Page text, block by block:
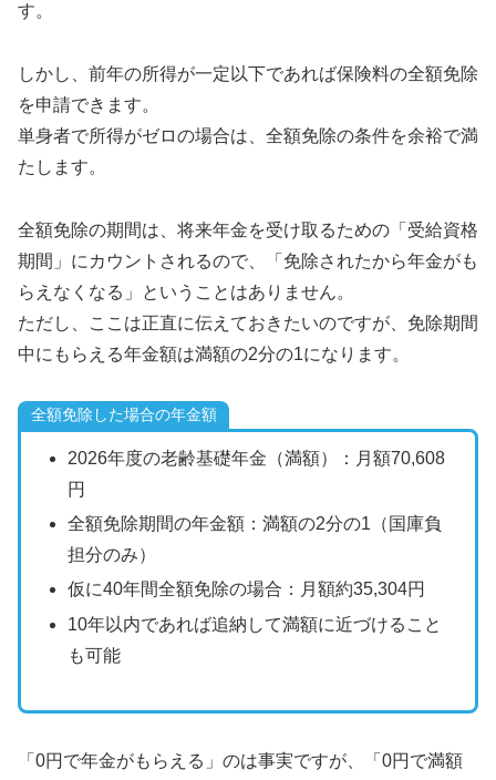
す。
しかし、前年の所得が一定以下であれば保険料の全額免除
を申請できます。
単身者で所得がゼロの場合は、全額免除の条件を余裕で満
たします。
全額免除の期間は、将来年金を受け取るための「受給資格
期間」にカウントされるので、「免除されたから年金がも
らえなくなる」ということはありません。
ただし、ここは正直に伝えておきたいのですが、免除期間
中にもらえる年金額は満額の2分の1になります。
全額免除した場合の年金額
2026年度の老齢基礎年金（満額）：月額70,608
円
全額免除期間の年金額：満額の2分の1（国庫負
担分のみ）
仮に40年間全額免除の場合：月額約35,304円
10年以内であれば追納して満額に近づけること
も可能
「0円で年金がもらえる」のは事実ですが、「0円で満額